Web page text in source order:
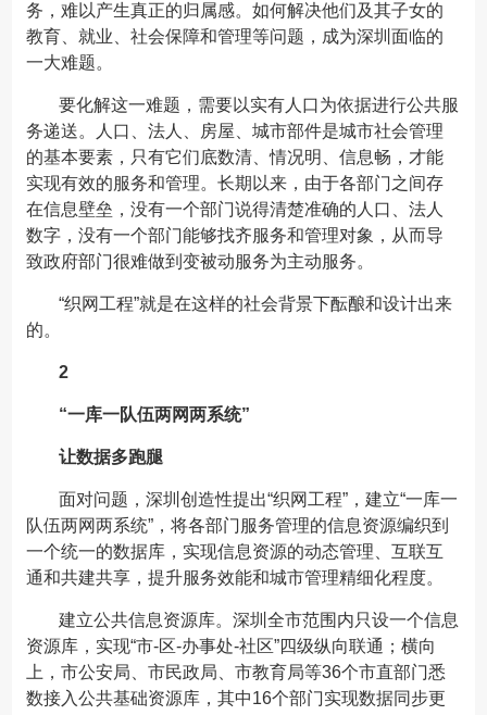
务，难以产生真正的归属感。如何解决他们及其子女的
教育、就业、社会保障和管理等问题，成为深圳面临的
一大难题。
要化解这一难题，需要以实有人口为依据进行公共服
务递送。人口、法人、房屋、城市部件是城市社会管理
的基本要素，只有它们底数清、情况明、信息畅，才能
实现有效的服务和管理。长期以来，由于各部门之间存
在信息壁垒，没有一个部门说得清楚准确的人口、法人
数字，没有一个部门能够找齐服务和管理对象，从而导
致政府部门很难做到变被动服务为主动服务。
“织网工程”就是在这样的社会背景下酝酿和设计出来
的。
2
“一库一队伍两网两系统”
让数据多跑腿
面对问题，深圳创造性提出“织网工程”，建立“一库一
队伍两网两系统”，将各部门服务管理的信息资源编织到
一个统一的数据库，实现信息资源的动态管理、互联互
通和共建共享，提升服务效能和城市管理精细化程度。
建立公共信息资源库。深圳全市范围内只设一个信息
资源库，实现“市-区-办事处-社区”四级纵向联通；横向
上，市公安局、市民政局、市教育局等36个市直部门悉
数接入公共基础资源库，其中16个部门实现数据同步更